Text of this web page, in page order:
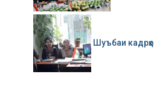
Шуъбаи кадрҳо